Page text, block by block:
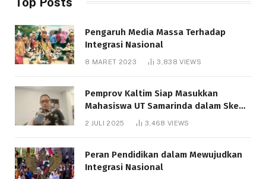
Pengaruh Media Massa Terhadap
Integrasi Nasional
8 MARET 2023 3,838VIEWS
Pemprov Kaltim Siap Masukkan
Mahasiswa UT Samarinda dalam Skema
Bantuan Pendidikan Gratispol
2 JULI 2025 3,468 VIEWS
Peran Pendidikan dalam Mewujudkan
Integrasi Nasional